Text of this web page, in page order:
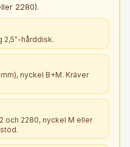
2280).
2,5"-hårddisk.
nyckel B+M. Kräver
och 2280, nyckel M eller